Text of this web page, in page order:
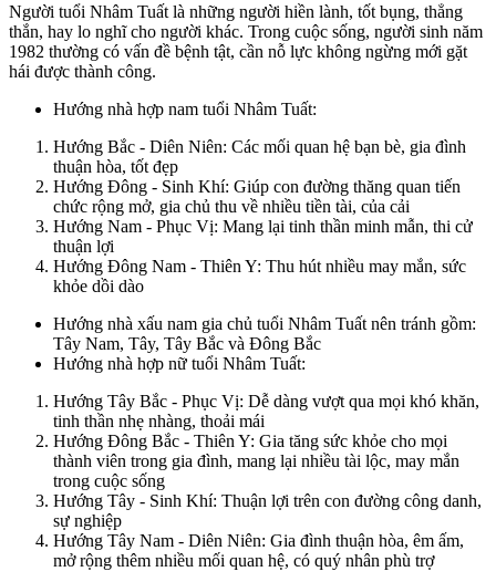
Người tuổi Nhâm Tuất là những người hiền lành, tốt bụng, thẳng
thắn, hay lo nghĩ cho người khác. Trong cuộc sống, người sinh năm
1982 thường có vấn đề bệnh tật, cần nỗ lực không ngừng mới gặt
hái được thành công.
Hướng nhà hợp nam tuổi Nhâm Tuất:
Hướng Bắc - Diên Niên: Các mối quan hệ bạn bè, gia đình
thuận hòa, tốt đẹp
Hướng Đông - Sinh Khí: Giúp con đường thăng quan tiến
chức rộng mở, gia chủ thu về nhiều tiền tài, của cải
Hướng Nam - Phục Vị: Mang lại tinh thần minh mẫn, thi cử
thuận lợi
Hướng Đông Nam - Thiên Y: Thu hút nhiều may mắn, sức
khỏe dồi dào
Hướng nhà xấu nam gia chủ tuổi Nhâm Tuất nên tránh gồm:
Tây Nam, Tây, Tây Bắc và Đông Bắc
Hướng nhà hợp nữ tuổi Nhâm Tuất:
Hướng Tây Bắc - Phục Vị: Dễ dàng vượt qua mọi khó khăn,
tinh thần nhẹ nhàng, thoải mái
Hướng Đông Bắc - Thiên Y: Gia tăng sức khỏe cho mọi
thành viên trong gia đình, mang lại nhiều tài lộc, may mắn
trong cuộc sống
Hướng Tây - Sinh Khí: Thuận lợi trên con đường công danh,
sự nghiệp
Hướng Tây Nam - Diên Niên: Gia đình thuận hòa, êm ấm,
mở rộng thêm nhiều mối quan hệ, có quý nhân phù trợ